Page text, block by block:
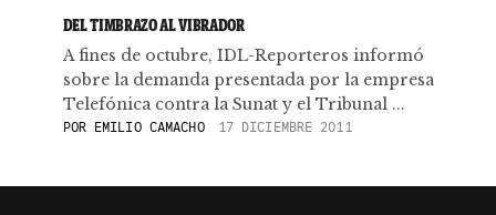
DEL TIMBRAZO AL VIBRADOR
A fines de octubre, IDL-Reporteros informó
sobre la demanda presentada por la empresa
Telefónica contra la Sunat y el Tribunal ...
POREMILIO CAMACHO 17 DICIEMBRE 2011